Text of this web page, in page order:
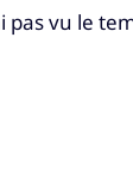
pas vu le